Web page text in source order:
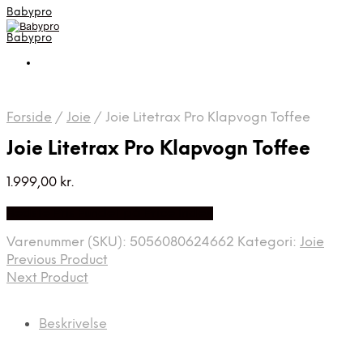
Babypro
Babypro
Forside / Joie / Joie Litetrax Pro Klapvogn Toffee
Joie Litetrax Pro Klapvogn Toffee
1.999,00 kr.
Varenummer (SKU): 5056080624662 Kategori: Joie
Previous Product
Next Product
Beskrivelse